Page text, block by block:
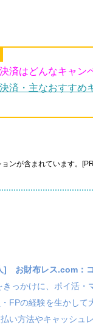
済はどんなキャン
済・主なおすすめ
ンが含まれています。
] お財布レス.com：
っかけに、ポイ活・
FPの経験を生かして
い方法やキャッシュ